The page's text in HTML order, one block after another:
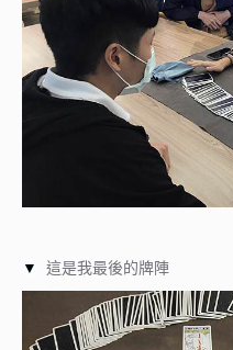
▼ 這是我最後的牌陣